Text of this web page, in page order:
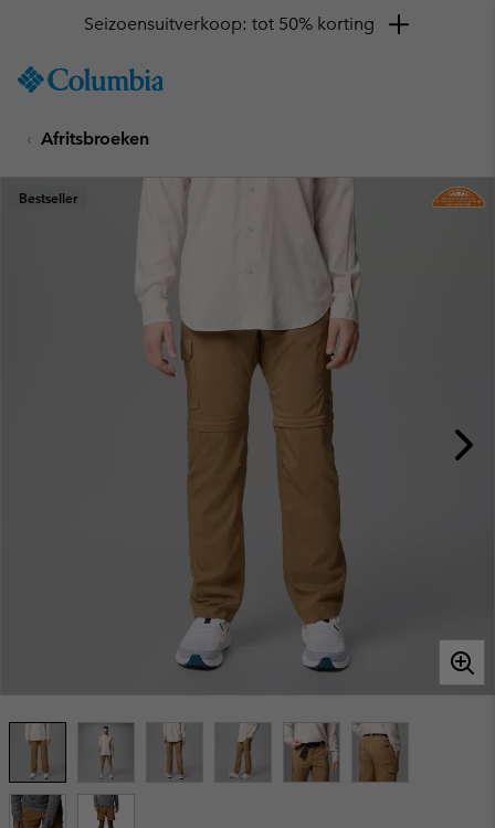
TO
SKIP
MAIN
NAV
Seizoensuitverkoop: tot 50% korting
Afritsbroeken
Bestseller